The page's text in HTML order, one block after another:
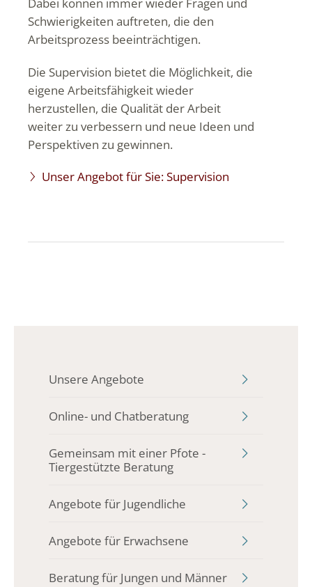
Dabei können immer wieder Fragen und
Schwierigkeiten auftreten, die den
Arbeitsprozess beeinträchtigen.
Die Supervision bietet die Möglichkeit, die
eigene Arbeitsfähigkeit wieder
herzustellen, die Qualität der Arbeit
weiter zu verbessern und neue Ideen und
Perspektiven zu gewinnen.
Unser Angebot für Sie: Supervision
Unsere Angebote
Online- und Chatberatung
Gemeinsam mit einer Pfote -
Tiergestützte Beratung
Angebote für Jugendliche
Angebote für Erwachsene
Beratung für Jungen und Männer